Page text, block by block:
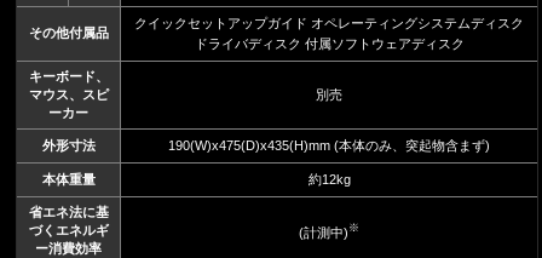
その他付属品
クイックセットアップガイド オペレーティングシステムディスク
ドライバディスク 付属ソフトウェアディスク
キーボード、
マウス、スピ
ーカー
別売
外形寸法 190(W)x475(D)x435(H)mm (本体のみ、突起物含まず)
本体重量 約12kg
省エネ法に基
づくエネルギ
ー消費効率
(計測中) ※